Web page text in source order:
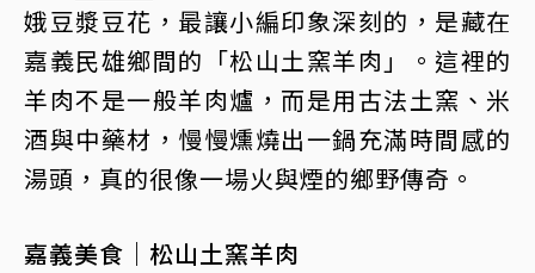
娥豆漿豆花，最讓小編印象深刻的，是藏在
嘉義民雄鄉間的「松山土窯羊肉」。這裡的
羊肉不是一般羊肉爐，而是用古法土窯、米
酒與中藥材，慢慢燻燒出一鍋充滿時間感的
湯頭，真的很像一場火與煙的鄉野傳奇。
嘉義美食｜松山土窯羊肉